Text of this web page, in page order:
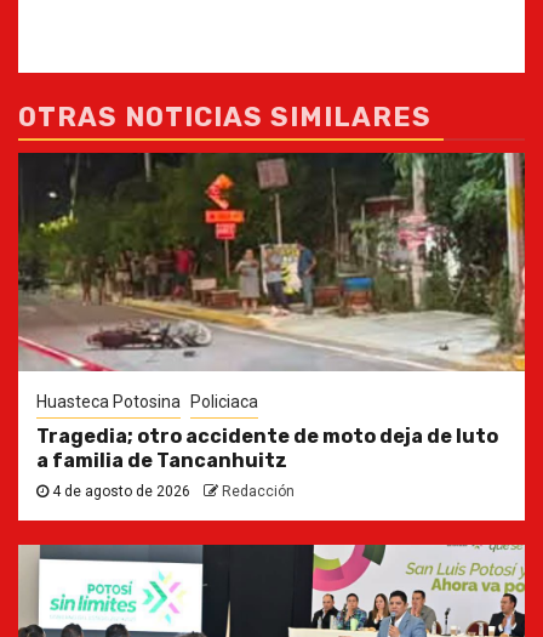
OTRAS NOTICIAS SIMILARES
Huasteca Potosina Policiaca
Tragedia; otro accidente de moto deja de luto
a familia de Tancanhuitz
4 de agosto de 2026 Redacción